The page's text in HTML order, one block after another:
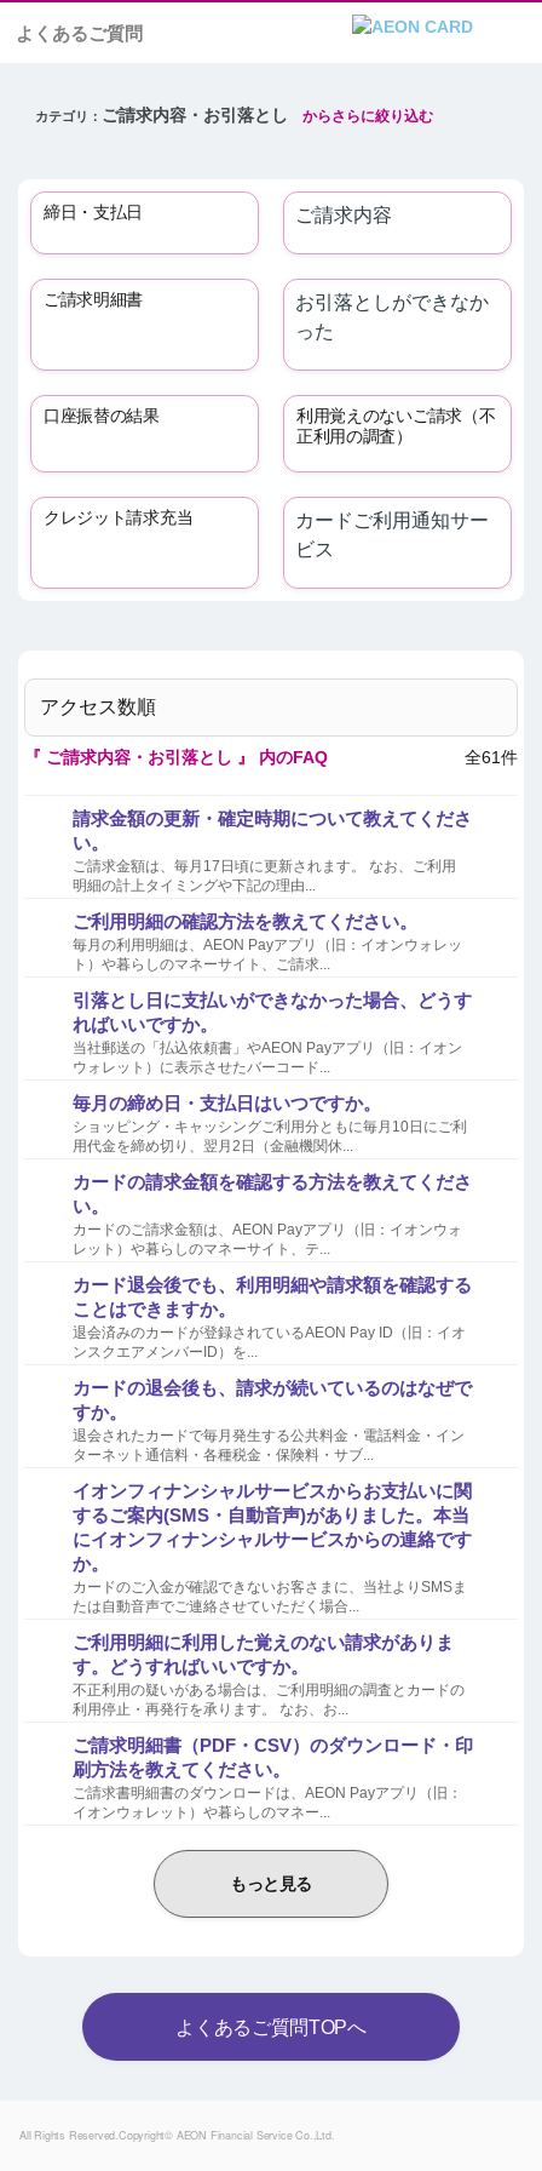
よくあるご質問
ご請求内容・お引落とし
締日・支払日 ご請求内容
ご請求明細書
お引落としができなか
った
口座振替の結果
利用覚えのないご請求（不
正利用の調査）
クレジット請求充当
カードご利用通知サー
ビス
『 ご請求内容・お引落とし 』 内のFAQ 全61件
請求金額の更新・確定時期について教えてくださ
い。
ご請求金額は、毎月17日頃に更新されます。 なお、ご利用
明細の計上タイミングや下記の理由...
ご利用明細の確認方法を教えてください。
毎月の利用明細は、AEON Payアプリ（旧：イオンウォレッ
ト）や暮らしのマネーサイト、ご請求...
引落とし日に支払いができなかった場合、どうす
ればいいですか。
当社郵送の「払込依頼書」やAEON Payアプリ（旧：イオン
ウォレット）に表示させたバーコード...
毎月の締め日・支払日はいつですか。
ショッピング・キャッシングご利用分ともに毎月10日にご利
用代金を締め切り、翌月2日（金融機関休...
カードの請求金額を確認する方法を教えてくださ
い。
カードのご請求金額は、AEON Payアプリ（旧：イオンウォ
レット）や暮らしのマネーサイト、テ...
カード退会後でも、利用明細や請求額を確認する
ことはできますか。
退会済みのカードが登録されているAEON Pay ID（旧：イオ
ンスクエアメンバーID）を...
カードの退会後も、請求が続いているのはなぜで
すか。
退会されたカードで毎月発生する公共料金・電話料金・イン
ターネット通信料・各種税金・保険料・サブ...
イオンフィナンシャルサービスからお支払いに関
するご案内(SMS・自動音声)がありました。本当
にイオンフィナンシャルサービスからの連絡です
か。
カードのご入金が確認できないお客さまに、当社よりSMSま
たは自動音声でご連絡させていただく場合...
ご利用明細に利用した覚えのない請求がありま
す。どうすればいいですか。
不正利用の疑いがある場合は、ご利用明細の調査とカードの
利用停止・再発行を承ります。 なお、お...
ご請求明細書（PDF・CSV）のダウンロード・印
刷方法を教えてください。
ご請求書明細書のダウンロードは、AEON Payアプリ（旧：
イオンウォレット）や暮らしのマネー...
もっと見る
よくあるご質問TOPへ
All Rights Reserved.Copyright© AEON Financial Service Co.,Ltd.Powered by